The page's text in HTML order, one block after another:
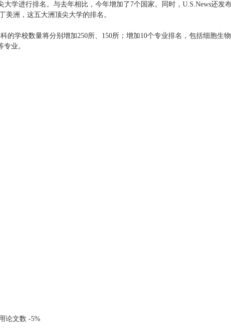
大学进行排名。与去年相比，今年增加了7个国家。同时，U.S.News还发
美洲，这五大洲顶尖大学的排名。
的学校数量将分别增加250所、150所；增加10个专业排名，包括细胞生物
业。
论文数 -5%